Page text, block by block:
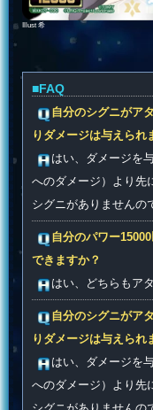
Illust 希
■FAQ
自分のシグニがア
りダメージは与えられ
はい、ダメージを
へのダメージ）より先
シグニがありませんの
自分のパワー
できますか？
はい、どちらもア
自分のシグニがア
りダメージは与えられ
はい、ダメージを
へのダメージ）より先